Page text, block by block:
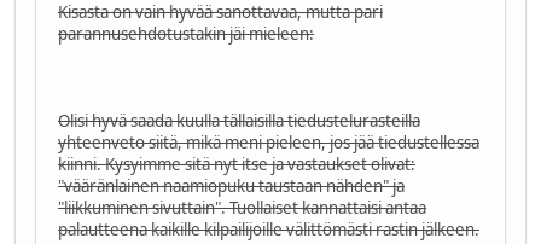
Kisasta on vain hyvää sanottavaa, mutta pari
parannusehdotustakin jäi mieleen:
Olisi hyvä saada kuulla tällaisilla tiedustelurasteilla
yhteenveto siitä, mikä meni pieleen, jos jää tiedustellessa
kiinni. Kysyimme sitä nyt itse ja vastaukset olivat:
"vääränlainen naamiopuku taustaan nähden" ja
"liikkuminen sivuttain". Tuollaiset kannattaisi antaa
palautteena kaikille kilpailijoille välittömästi rastin jälkeen.